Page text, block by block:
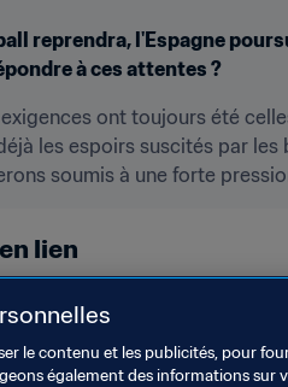
reprendra, l'Espagne
à ces attentes ?
ont toujours été
les espoirs suscités par
soumis à une forte
lien
le contenu et les publicités, pour
également des informations sur